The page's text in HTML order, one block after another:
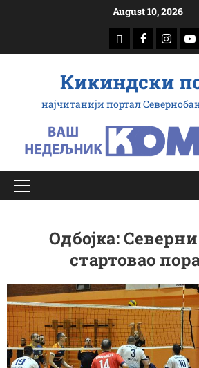
August 10, 2026
доwнлоад
Фацебоок
Кикиндски
најчитанији портал
Примарy
Одбојка:
стартовао